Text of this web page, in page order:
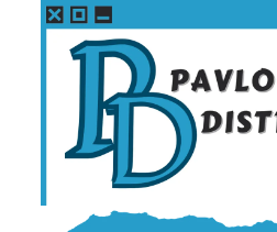
Перейти